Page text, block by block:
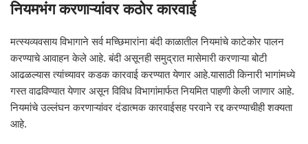
नियमभंग करणाऱ्यांवर कठोर कारवाई
मत्स्यव्यवसाय विभागाने सर्व मच्छिमारांना बंदी काळातील नियमांचे काटेकोर पालन
करण्याचे आवाहन केले आहे. बंदी असूनही समुद्रात मासेमारी करणाऱ्या बोटी
आढळल्यास त्यांच्यावर कडक कारवाई करण्यात येणार आहे.यासाठी किनारी भागांमध्ये
गस्त वाढविण्यात येणार असून विविध विभागांमार्फत नियमित पाहणी केली जाणार आहे.
नियमांचे उल्लंघन करणाऱ्यांवर दंडात्मक कारवाईसह परवाने रद्द करण्याचीही शक्यता
आहे.